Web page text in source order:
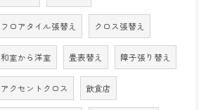
フロアタイル張替え クロス張替え
和室から洋室 畳表替え 障子張り替え
アクセントクロス 飲食店